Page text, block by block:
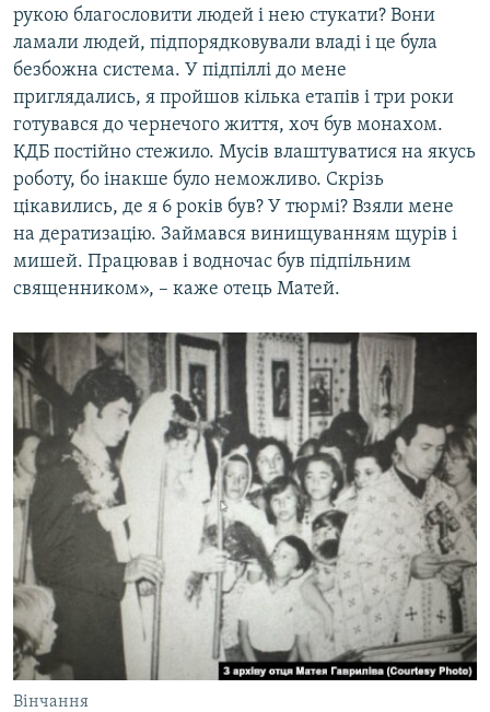
рукою благословити людей і нею стукати? Вони
ламали людей, підпорядковували владі і це була
безбожна система. У підпіллі до мене
приглядались, я пройшов кілька етапів і три роки
готувався до чернечого життя, хоч був монахом.
КДБ постійно стежило. Мусів влаштуватися на якусь
роботу, бо інакше було неможливо. Скрізь
цікавились, де я 6 років був? У тюрмі? Взяли мене
на дератизацію. Займався винищуванням щурів і
мишей. Працював і водночас був підпільним
священником», – каже отець Матей.
Вінчання